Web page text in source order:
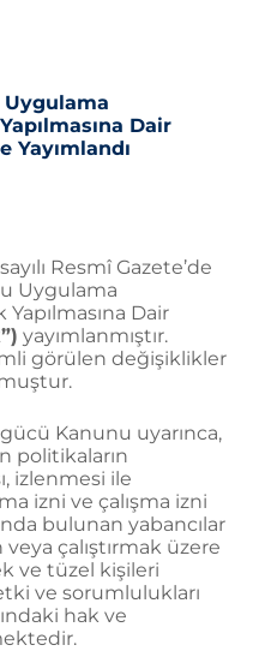
Uygulama
Dair
Yayımlandı
Resmî Gazete’de
Uygulama
Dair
yayımlanmıştır.
görülen değişiklikler
Kanunu uyarınca,
politikaların
izlenmesi ile
izni ve çalışma izni
bulunan yabancılar
veya çalıştırmak üzere
ve tüzel kişileri
ve sorumlulukları
hak ve